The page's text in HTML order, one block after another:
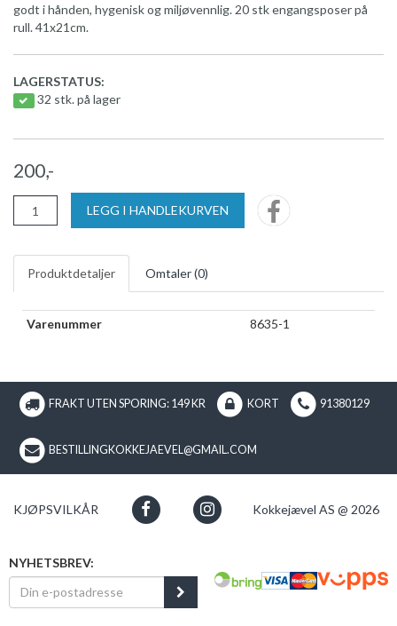
godt i hånden, hygenisk og miljøvennlig. 20 stk engangsposer på
rull. 41x21cm.
LAGERSTATUS:
32 stk. på lager
200,-
LEGG I HANDLEKURVEN
Produktdetaljer Omtaler (0)
Varenummer 8635-1
FRAKT UTEN SPORING: 149 KR KORT 91380129
BESTILLINGKOKKEJAEVEL@GMAIL.COM
KJØPSVILKÅR Kokkejævel AS @ 2026
NYHETSBREV: